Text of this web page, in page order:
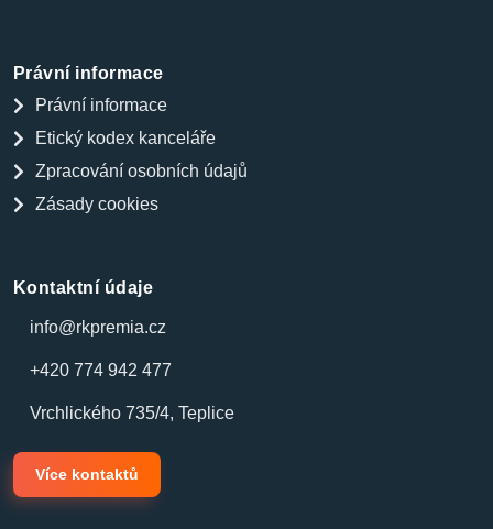
Právní informace
Právní informace
Etický kodex kanceláře
Zpracování osobních údajů
Zásady cookies
Kontaktní údaje
info@rkpremia.cz
+420 774 942 477
Vrchlického 735/4, Teplice
Více kontaktů